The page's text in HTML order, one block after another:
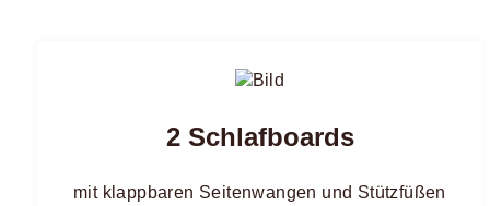
2 Schlafboards
mit klappbaren Seitenwangen und Stützfüßen